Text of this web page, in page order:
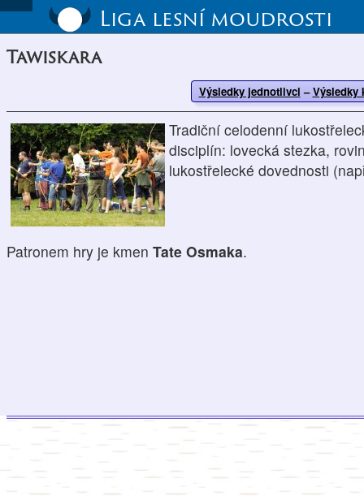
Liga lesní moudrosti
Tawiskara
Výsledky jednotlivci – Výsledky
Tradiční celodenní
disciplín: lovecká stezka,
lukostřelecké dovednosti
Patronem hry je kmen Tate Osmaka.